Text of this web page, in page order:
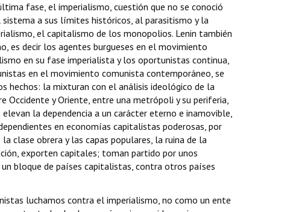
fase, el imperialismo, cuestión que no se conoció
a sus límites históricos, al parasitismo y la
el capitalismo de los monopolios. Lenin también
es decir los agentes burgueses en el movimiento
en su fase imperialista y los oportunistas continua,
en el movimiento comunista contemporáneo, se
hechos: la mixturan con el análisis ideológico de la
Occidente y Oriente, entre una metrópoli y su periferia,
la dependencia a un carácter eterno e inamovible,
en economías capitalistas poderosas, por
clase obrera y las capas populares, la ruina de la
exporten capitales; toman partido por unos
bloque de países capitalistas, contra otros países
luchamos contra el imperialismo, no como un ente